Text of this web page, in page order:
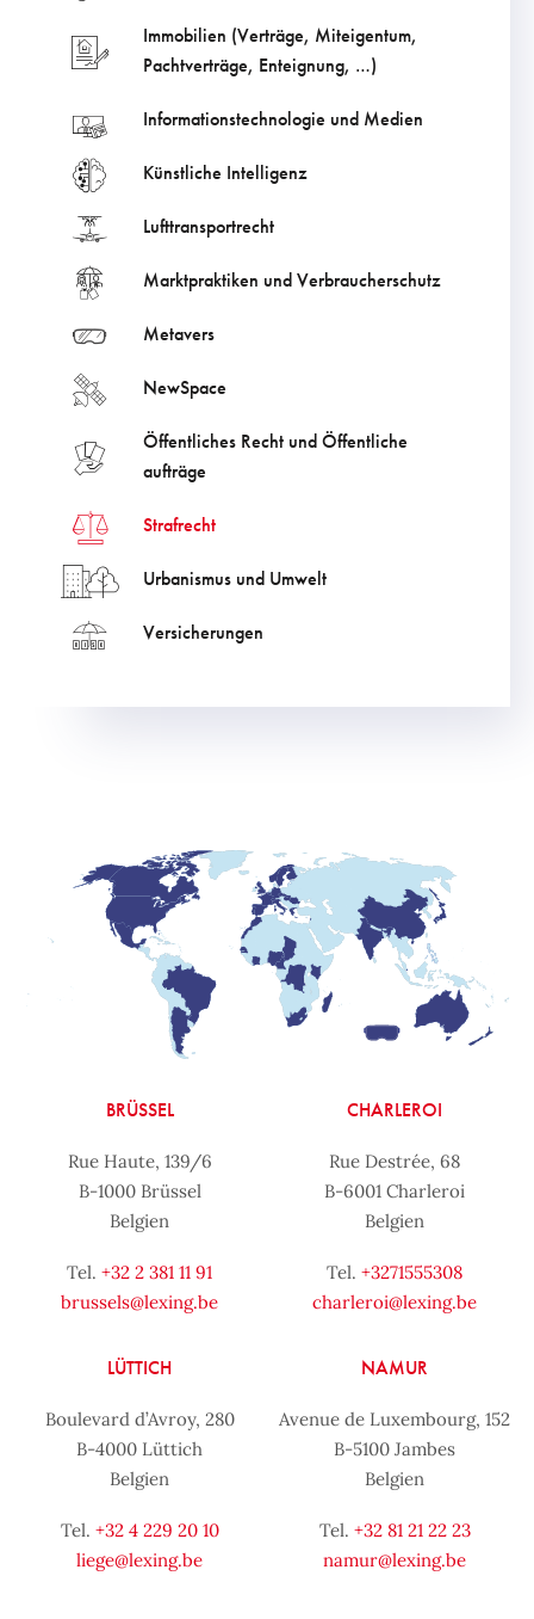
Immobilien (Verträge, Miteigentum,
Pachtverträge, Enteignung, …)
Informationstechnologie und Medien
Künstliche Intelligenz
Lufttransportrecht
Marktpraktiken und Verbraucherschutz
Metavers
NewSpace
Öffentliches Recht und Öffentliche
aufträge
Strafrecht
Urbanismus und Umwelt
Versicherungen
BRÜSSEL
Rue Haute, 139/6
B-1000 Brüssel
Belgien
Tel. +32 2 381 11 91
brussels@lexing.be
CHARLEROI
Rue Destrée, 68
B-6001 Charleroi
Belgien
Tel. +3271555308
charleroi@lexing.be
LÜTTICH
Boulevard d’Avroy, 280
B-4000 Lüttich
Belgien
Tel. +32 4 229 20 10
liege@lexing.be
NAMUR
Avenue de Luxembourg, 152
B-5100 Jambes
Belgien
Tel. +32 81 21 22 23
namur@lexing.be